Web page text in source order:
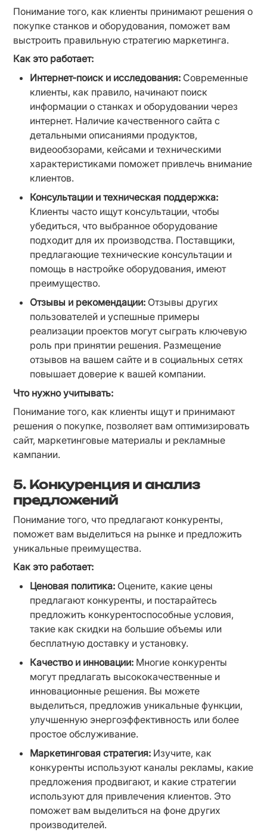
Понимание того, как клиенты принимают решения о
покупке станков и оборудования, поможет вам
выстроить правильную стратегию маркетинга.
Как это работает:
Интернет-поиск и исследования: Современные
клиенты, как правило, начинают поиск
информации о станках и оборудовании через
интернет. Наличие качественного сайта с
детальными описаниями продуктов,
видеообзорами, кейсами и техническими
характеристиками поможет привлечь внимание
клиентов.
Консультации и техническая поддержка:
Клиенты часто ищут консультации, чтобы
убедиться, что выбранное оборудование
подходит для их производства. Поставщики,
предлагающие технические консультации и
помощь в настройке оборудования, имеют
преимущество.
Отзывы и рекомендации: Отзывы других
пользователей и успешные примеры
реализации проектов могут сыграть ключевую
роль при принятии решения. Размещение
отзывов на вашем сайте и в социальных сетях
повышает доверие к вашей компании.
Что нужно учитывать:
Понимание того, как клиенты ищут и принимают
решения о покупке, позволяет вам оптимизировать
сайт, маркетинговые материалы и рекламные
кампании.
5. Конкуренция и анализ
предложений
Понимание того, что предлагают конкуренты,
поможет вам выделиться на рынке и предложить
уникальные преимущества.
Как это работает:
Ценовая политика: Оцените, какие цены
предлагают конкуренты, и постарайтесь
предложить конкурентоспособные условия,
такие как скидки на большие объемы или
бесплатную доставку и установку.
Качество и инновации: Многие конкуренты
могут предлагать высококачественные и
инновационные решения. Вы можете
выделиться, предложив уникальные функции,
улучшенную энергоэффективность или более
простое обслуживание.
Маркетинговая стратегия: Изучите, как
конкуренты используют каналы рекламы, какие
предложения продвигают, и какие стратегии
используют для привлечения клиентов. Это
поможет вам выделиться на фоне других
производителей.